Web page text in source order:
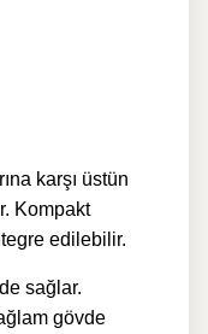
karşı üstün
Kompakt
edilebilir.
sağlar.
gövde